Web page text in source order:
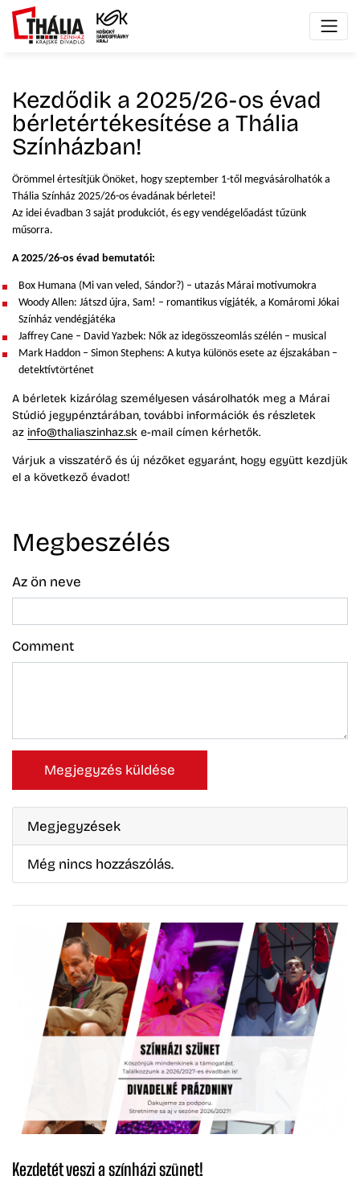
Kezdődik a 2025/26-os évad
bérletértékesítése a Thália
Színházban!
Örömmel értesítjük Önöket, hogy szeptember 1-től megvásárolhatók a
Thália Színház 2025/26-os évadának bérletei!
Az idei évadban 3 saját produkciót, és egy vendégelőadást tűzünk
műsorra.
A 2025/26-os évad bemutatói:
Box Humana (Mi van veled, Sándor?) – utazás Márai motívumokra
Woody Allen: Játszd újra, Sam! – romantikus vígjáték, a Komáromi Jókai
Színház vendégjátéka
Jaffrey Cane – David Yazbek: Nők az idegösszeomlás szélén – musical
Mark Haddon – Simon Stephens: A kutya különös esete az éjszakában –
detektívtörténet
A bérletek kizárólag személyesen vásárolhatók meg a Márai
Stúdió jegypénztárában, további információk és részletek
az info@thaliaszinhaz.sk e-mail címen kérhetők.
Várjuk a visszatérő és új nézőket egyaránt, hogy együtt kezdjük
el a következő évadot!
Kezdetét veszi a színházi szünet!